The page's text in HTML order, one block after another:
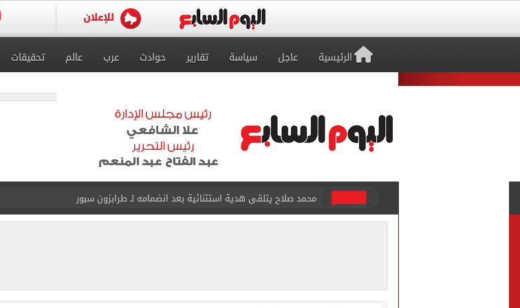
الرئيسية عاجل سياسة تقارير حوادث عرب عالم تحقيقات
سيلتيك الاسكتلندى يضع اللمسات الأخيرة لضم هيثم حسن
تقارير: بيراميدز يعرض 5 ملايين دولار راتباً لحسم صفقة يوسف النصيري
أجواء شديدة الحرارة.. الأرصاد تكشف حالة الطقس ودرجات الحرارة المتوقعة